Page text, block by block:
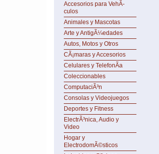
Accesorios para VehÃ­
culos
Animales y Mascotas
Arte y AntigÃ¼edades
Autos, Motos y Otros
CÃ¡maras y Accesorios
Celulares y TelefonÃ­a
Coleccionables
ComputaciÃ³n
Consolas y Videojuegos
Deportes y Fitness
ElectrÃ³nica, Audio y
Video
Hogar y
ElectrodomÃ©sticos